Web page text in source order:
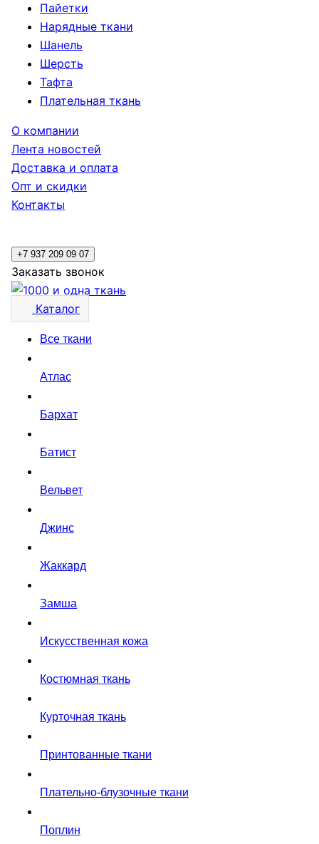
Пайетки
Нарядные ткани
Шанель
Шерсть
Тафта
Плательная ткань
О компании
Лента новостей
Доставка и оплата
Опт и скидки
Контакты
+7 937 209 09 07
Заказать звонок
Каталог
Все ткани
Атлас
Бархат
Батист
Вельвет
Джинс
Жаккард
Замша
Искусственная кожа
Костюмная ткань
Курточная ткань
Принтованные ткани
Плательно-блузочные ткани
Поплин